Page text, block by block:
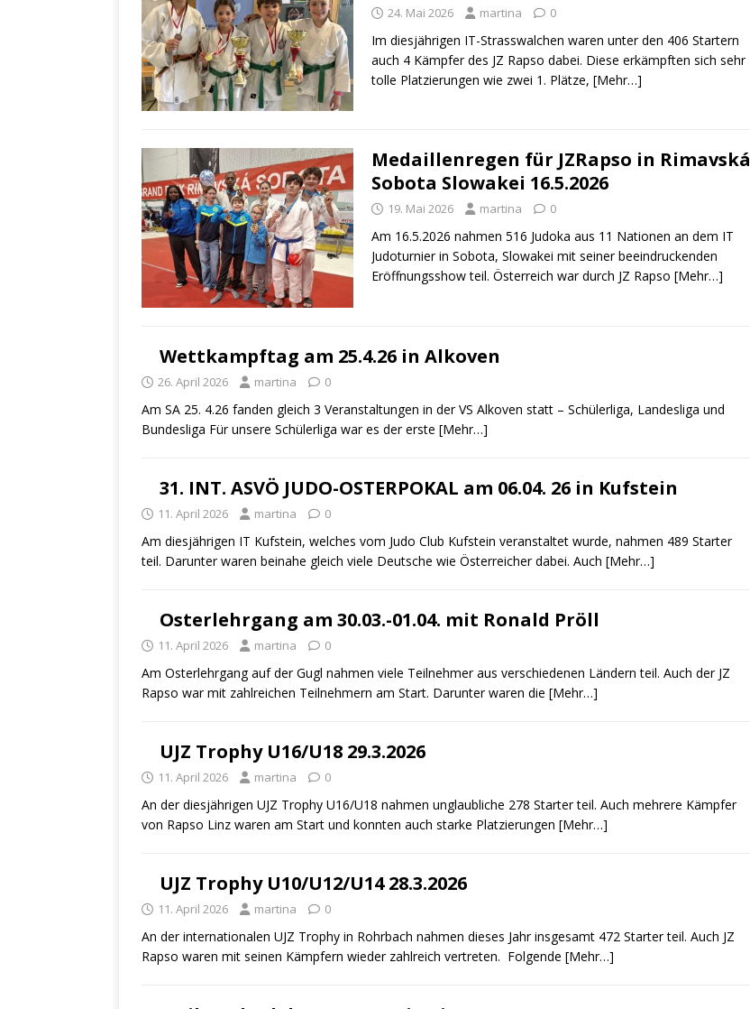
24. Mai 2026 martina 0
Im diesjährigen IT-Strasswalchen waren unter den 406 Startern
auch 4 Kämpfer des JZ Rapso dabei. Diese erkämpften sich sehr
tolle Platzierungen wie zwei 1. Plätze, [Mehr…]
Medaillenregen für JZRapso in Rimavská
Sobota Slowakei 16.5.2026
19. Mai 2026 martina 0
Am 16.5.2026 nahmen 516 Judoka aus 11 Nationen an dem IT
Judoturnier in Sobota, Slowakei mit seiner beeindruckenden
Eröffnungsshow teil. Österreich war durch JZ Rapso [Mehr…]
Wettkampftag am 25.4.26 in Alkoven
26. April 2026 martina 0
Am SA 25. 4.26 fanden gleich 3 Veranstaltungen in der VS Alkoven statt – Schülerliga, Landesliga und
Bundesliga Für unsere Schülerliga war es der erste [Mehr…]
31. INT. ASVÖ JUDO-OSTERPOKAL am 06.04. 26 in Kufstein
11. April 2026 martina 0
Am diesjährigen IT Kufstein, welches vom Judo Club Kufstein veranstaltet wurde, nahmen 489 Starter
teil. Darunter waren beinahe gleich viele Deutsche wie Österreicher dabei. Auch [Mehr…]
Osterlehrgang am 30.03.-01.04. mit Ronald Pröll
11. April 2026 martina 0
Am Osterlehrgang auf der Gugl nahmen viele Teilnehmer aus verschiedenen Ländern teil. Auch der JZ
Rapso war mit zahlreichen Teilnehmern am Start. Darunter waren die [Mehr…]
UJZ Trophy U16/U18 29.3.2026
11. April 2026 martina 0
An der diesjährigen UJZ Trophy U16/U18 nahmen unglaubliche 278 Starter teil. Auch mehrere Kämpfer
von Rapso Linz waren am Start und konnten auch starke Platzierungen [Mehr…]
UJZ Trophy U10/U12/U14 28.3.2026
11. April 2026 martina 0
An der internationalen UJZ Trophy in Rohrbach nahmen dieses Jahr insgesamt 472 Starter teil. Auch JZ
Rapso waren mit seinen Kämpfern wieder zahlreich vertreten. Folgende [Mehr…]